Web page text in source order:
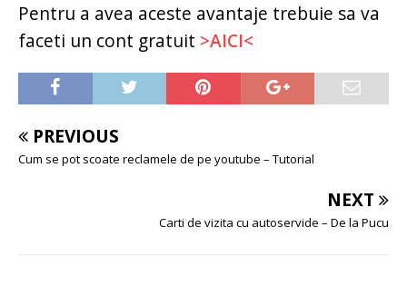
Pentru a avea aceste avantaje trebuie sa va
faceti un cont gratuit >AICI<
PREVIOUS
Cum se pot scoate reclamele de pe youtube – Tutorial
NEXT
Carti de vizita cu autoservide – De la Pucu